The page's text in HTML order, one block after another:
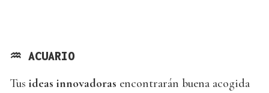
♒ ACUARIO
Tus ideas innovadoras encontrarán buena acogida